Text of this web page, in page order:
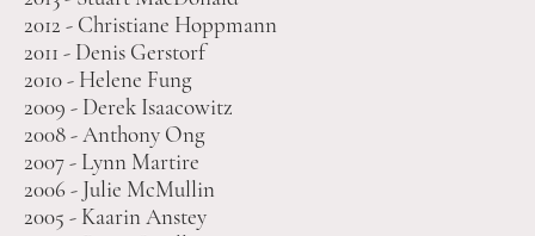
2012 - Christiane Hoppmann
2011 - Denis Gerstorf
2010 - Helene Fung
2009 - Derek Isaacowitz
2008 - Anthony Ong
2007 - Lynn Martire
2006 - Julie McMullin
2005 - Kaarin Anstey